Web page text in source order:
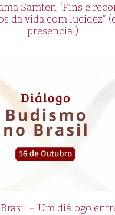
Samten “Fins e
da vida com lucidez”
presencial)
– Um diálogo